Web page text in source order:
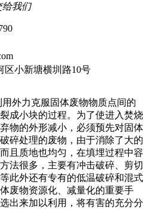
给我们
区小新塘横圳路10号
用外力克服固体废物物质点间的
成小块的过程。为了使进入焚烧
物的外形减小，必须预先对固体
碎处理的废物，由于消除了大的
且质地也均匀，在填埋过程中容
法很多，主要有冲击破碎、剪切
此外还有专有的低温破碎和混式
废物资源化、减量化的重要手
出来加以利用，将有害的充分分